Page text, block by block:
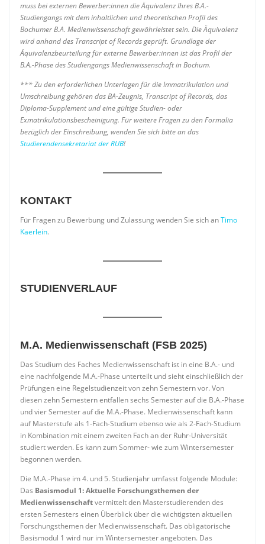
muss bei externen Bewerber:innen die Äquivalenz Ihres B.A.-
Studiengangs mit dem inhaltlichen und theoretischen Profil des
Bochumer B.A. Medienwissenschaft gewährleistet sein. Die Äquivalenz
wird anhand des Transcript of Records geprüft. Grundlage der
Äquivalenzbeurteilung für externe Bewerber:innen ist das Profil der
B.A.-Phase des Studiengangs Medienwissenschaft in Bochum.
*** Zu den erforderlichen Unterlagen für die Immatrikulation und
Umschreibung gehören das BA-Zeugnis, Transcript of Records, das
Diploma-Supplement und eine gültige Studien- oder
Exmatrikulationsbescheinigung. Für weitere Fragen zu den Formalia
bezüglich der Einschreibung, wenden Sie sich bitte an das
Studierendensekretariat der RUB!
KONTAKT
Für Fragen zu Bewerbung und Zulassung wenden Sie sich anTimo
Kaerlein.
STUDIENVERLAUF
M.A. Medienwissenschaft (FSB 2025)
Das Studium des Faches Medienwissenschaft ist in eine B.A.- und
eine nachfolgende M.A.-Phase unterteilt und sieht einschließlich der
Prüfungen eine Regelstudienzeit von zehn Semestern vor. Von
diesen zehn Semestern entfallen sechs Semester auf die B.A.-Phase
und vier Semester auf die M.A.-Phase. Medienwissenschaft kann
auf Masterstufe als 1-Fach-Studium ebenso wie als 2-Fach-Studium
in Kombination mit einem zweiten Fach an der Ruhr-Universität
studiert werden. Es kann zum Sommer- wie zum Wintersemester
begonnen werden.
Die M.A.-Phase im 4. und 5. Studienjahr umfasst folgende Module:
Das Basismodul 1: Aktuelle Forschungsthemen der
Medienwissenschaftvermittelt den Masterstudierenden des
ersten Semesters einen Überblick über die wichtigsten aktuellen
Forschungsthemen der Medienwissenschaft. Das obligatorische
Basismodul 1 wird nur im Wintersemester angeboten. Das